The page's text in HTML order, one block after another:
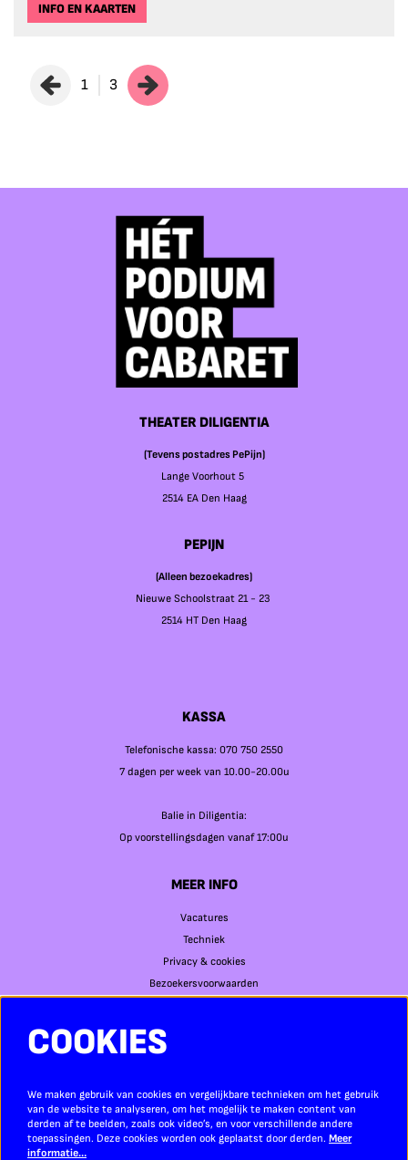
INFO EN KAARTEN
1 3
THEATER DILIGENTIA
(Tevens postadres PePijn)
Lange Voorhout 5
2514 EA Den Haag
PEPIJN
(Alleen bezoekadres)
Nieuwe Schoolstraat 21 - 23
2514 HT Den Haag
KASSA
Telefonische kassa: 070 750 2550
7 dagen per week van 10.00-20.00u
Balie in Diligentia:
Op voorstellingsdagen vanaf 17:00u
MEER INFO
Vacatures
Techniek
Privacy & cookies
Bezoekersvoorwaarden
COOKIES
We maken gebruik van cookies en vergelijkbare technieken om het gebruik
van de website te analyseren, om het mogelijk te maken content van
derden af te beelden, zoals ook video’s, en voor verschillende andere
toepassingen. Deze cookies worden ook geplaatst door derden. Meer
informatie…